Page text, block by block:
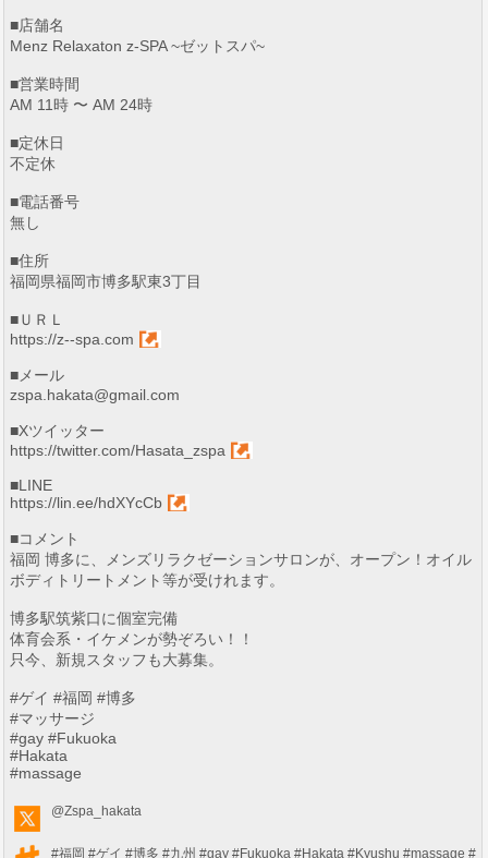
■店舗名
Menz Relaxaton z-SPA ~ゼットスパ~
■営業時間
AM 11時 〜 AM 24時
■定休日
不定休
■電話番号
無し
■住所
福岡県福岡市博多駅東3丁目
■ＵＲＬ
https://z--spa.com
■メール
zspa.hakata@gmail.com
■Xツイッター
https://twitter.com/Hasata_zspa
■LINE
https://lin.ee/hdXYcCb
■コメント
福岡 博多に、メンズリラクゼーションサロンが、オープン！オイル
ボディトリートメント等が受けれます。
博多駅筑紫口に個室完備
体育会系・イケメンが勢ぞろい！！
只今、新規スタッフも大募集。
#ゲイ #福岡 #博多
#マッサージ
#gay #Fukuoka
#Hakata
#massage
@Zspa_hakata
#福岡 #ゲイ #博多 #九州 #gay #Fukuoka #Hakata #Kyushu #massage #